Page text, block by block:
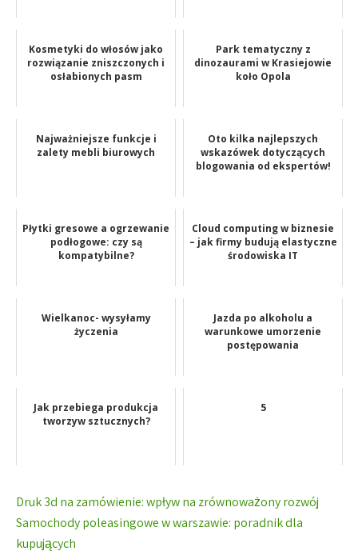
Kosmetyki do włosów jako
rozwiązanie zniszczonych i
osłabionych pasm
Park tematyczny z
dinozaurami w Krasiejowie
koło Opola
Najważniejsze funkcje i
zalety mebli biurowych
Oto kilka najlepszych
wskazówek dotyczących
blogowania od ekspertów!
Płytki gresowe a ogrzewanie
podłogowe: czy są
kompatybilne?
Cloud computing w biznesie
– jak firmy budują elastyczne
środowiska IT
Wielkanoc- wysyłamy
życzenia
Jazda po alkoholu a
warunkowe umorzenie
postępowania
Jak przebiega produkcja
tworzyw sztucznych?
5
Nawigacja
wpisu
Druk 3d na zamówienie: wpływ na zrównoważony rozwój
Samochody poleasingowe w warszawie: poradnik dla
kupujących